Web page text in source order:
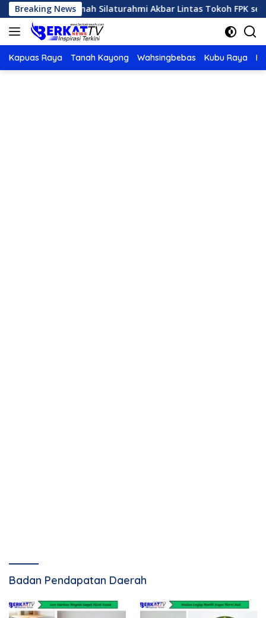
Langsung
ke
konten
Breaking News
Tuan Rumah Silaturahmi Akbar Lintas Tokoh FPK se-
Kapuas Raya Tanah Kayong Wahsingbebas Kubu Raya
Badan Pendapatan Daerah